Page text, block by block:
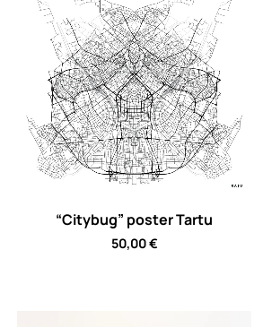
“Citybug” poster Tartu
50,00€